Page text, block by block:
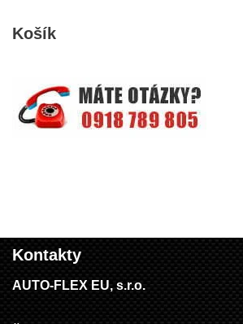
Košík
Kontakty
AUTO-FLEX EU, s.r.o.